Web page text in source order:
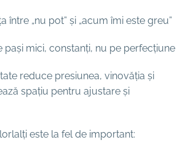
între „nu pot” și „acum îmi este greu”
pași mici, constanți, nu pe perfecțiune
reduce presiunea, vinovăția și
spațiu pentru ajustare și
este la fel de important: